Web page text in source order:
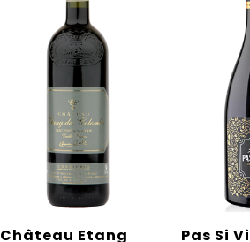
Château Etang
Pas Si